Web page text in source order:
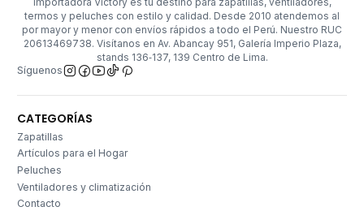
termos y peluches con estilo y calidad. Desde 2010 atendemos al
por mayor y menor con envíos rápidos a todo el Perú. Nuestro RUC
20613469738. Visítanos en Av. Abancay 951, Galería Imperio Plaza,
stands 136‑137, 139 Centro de Lima.
Síguenos
CATEGORÍAS
Zapatillas
Artículos para el Hogar
Peluches
Ventiladores y climatización
Contacto